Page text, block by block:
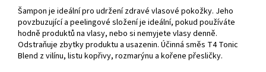
Šampon je ideální pro udržení zdravé vlasové pokožky. Jeho
povzbuzující a peelingové složení je ideální, pokud používáte
hodně produktů na vlasy, nebo si nemyjete vlasy denně.
Odstraňuje zbytky produktu a usazenin. Účinná směs T4 Tonic
Blend z vilínu, listu kopřivy, rozmarýnu a kořene přesličky.